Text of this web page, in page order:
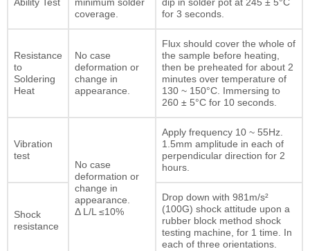
Ability Test
minimum solder
coverage.
dip in solder pot at 245 ± 5°C
for 3 seconds.
Resistance
to
Soldering
Heat
No case
deformation or
change in
appearance.
Flux should cover the whole of
the sample before heating,
then be preheated for about 2
minutes over temperature of
130 ~ 150°C. Immersing to
260 ± 5°C for 10 seconds.
Vibration
test
No case
deformation or
change in
appearance.
Δ L/L ≤10%
Apply frequency 10 ~ 55Hz.
1.5mm amplitude in each of
perpendicular direction for 2
hours.
Shock
resistance
Drop down with 981m/s²
(100G) shock attitude upon a
rubber block method shock
testing machine, for 1 time. In
each of three orientations.